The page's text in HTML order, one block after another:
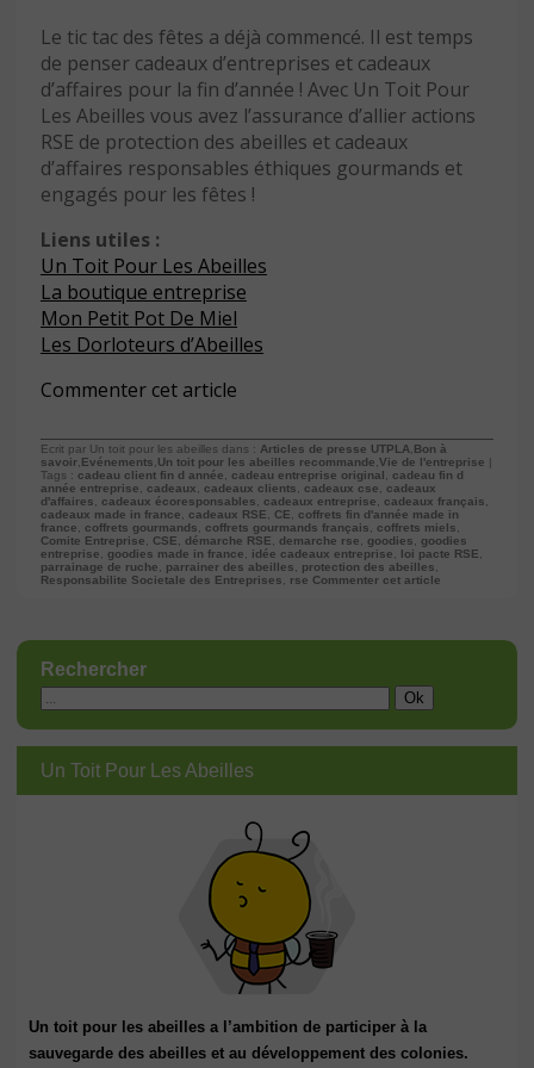
Le tic tac des fêtes a déjà commencé. Il est temps
de penser cadeaux d’entreprises et cadeaux
d’affaires pour la fin d’année ! Avec Un Toit Pour
Les Abeilles vous avez l’assurance d’allier actions
RSE de protection des abeilles et cadeaux
d’affaires responsables éthiques gourmands et
engagés pour les fêtes !
Liens utiles :
Un Toit Pour Les Abeilles
La boutique entreprise
Mon Petit Pot De Miel
Les Dorloteurs d’Abeilles
Commenter cet article
Ecrit par Un toit pour les abeilles dans : Articles de presse UTPLA Bon à
savoir Evénements Un toit pour les abeilles recommande Vie de l'entreprise |
Tags : cadeau client fin d année cadeau entreprise original
cadeau fin d
année entreprise
cadeaux cadeaux clients cadeaux cse
cadeaux
d'affaires
cadeaux écoresponsables cadeaux entreprise cadeaux français
cadeaux made in france
cadeaux RSE CE
coffrets fin d'année made in
france
coffrets gourmands coffrets gourmands français coffrets miels
Comite Entreprise
CSE démarche RSE demarche rse goodies
goodies
entreprise
goodies made in france idée cadeaux entreprise loi pacte RSE
parrainage de ruche
parrainer des abeilles protection des abeilles
Responsabilite Societale des Entreprises
rse Commenter cet article
Rechercher
Un Toit Pour Les Abeilles
Un toit pour les abeilles a l’ambition de participer à la
sauvegarde des abeilles et au développement des colonies.